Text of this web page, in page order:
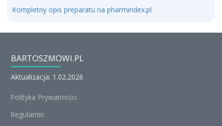
Kompletny opis preparatu na pharmindex.pl
BARTOSZMOWI.PL
Aktualizacja: 1.02.2026
Polityka Prywatności
Regulamin